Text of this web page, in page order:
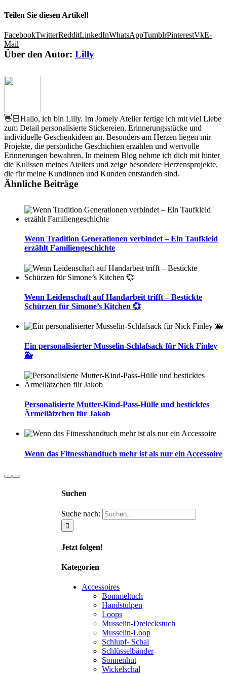
Teilen Sie diesen Artikel!
FacebookTwitterRedditLinkedInWhatsAppTumblrPinterestVkE-
Mail
Über den Autor: Lilly
👋🏻Hallo, ich bin Lilly. Im Jomely Atelier fertige ich mit viel Liebe
zum Detail personalisierte Stickereien, Erinnerungsstücke und
individuelle Geschenkideen an. Besonders am Herzen liegen mir
Projekte, die persönliche Geschichten erzählen und wertvolle
Erinnerungen bewahren. In meinem Blog nehme ich dich mit hinter
die Kulissen meines Ateliers und zeige besondere Herzensprojekte,
die für meine Kundinnen und Kunden entstanden sind.
Ähnliche Beiträge
Wenn Tradition Generationen verbindet – Ein Taufkleid
erzählt Familiengeschichte
Wenn Leidenschaft auf Handarbeit trifft – Bestickte
Schürzen für Simone’s Kitchen 💞
Ein personalisierter Musselin-Schlafsack für Nick Finley
🐳
Personalisierte Mutter-Kind-Pass-Hülle und besticktes
Ärmellätzchen für Jakob
Wenn das Fitnesshandtuch mehr ist als nur ein Accessoire
Suchen
Suche nach:
Jetzt folgen!
Kategorien
Accessoires
Bommeltuch
Handstulpen
Loops
Musselin-Dreieckstuch
Musselin-Loop
Schlupf- Schal
Schlüsselbänder
Sonnenhut
Wickelschal